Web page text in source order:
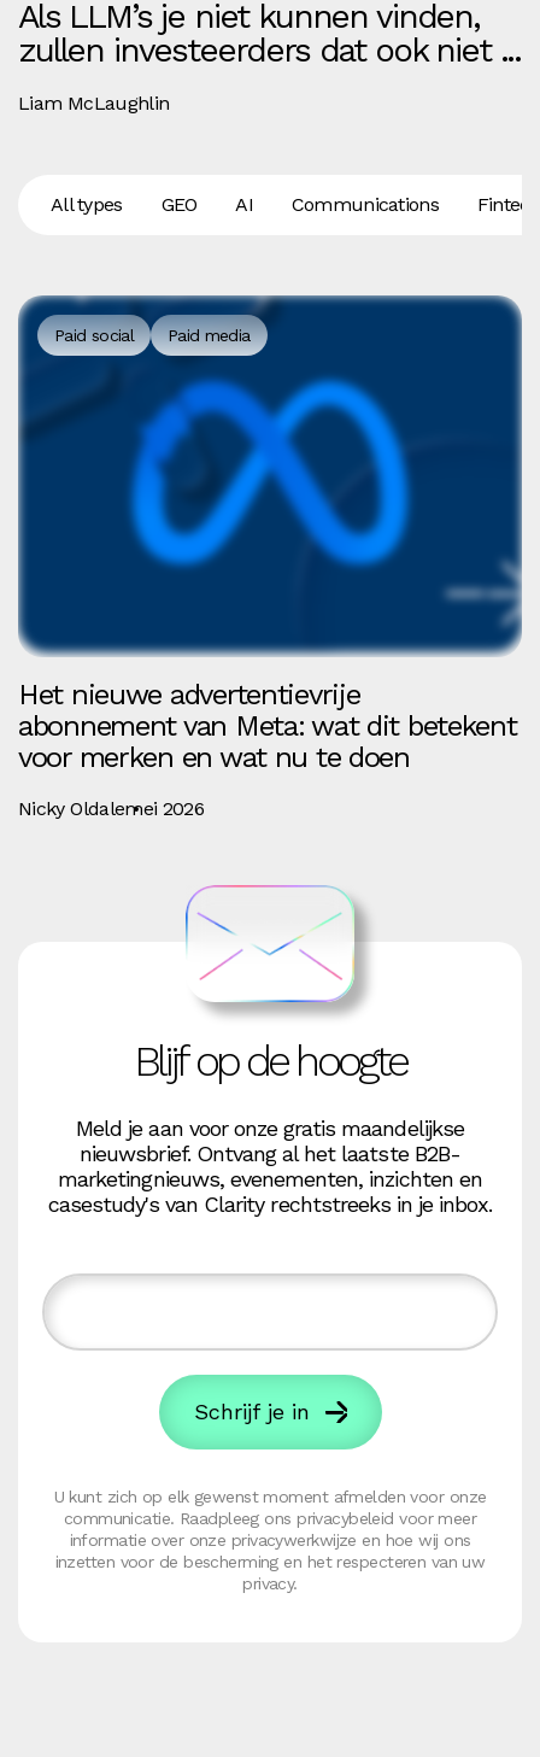
Als LLM’s je niet kunnen vinden,
zullen investeerders dat ook niet ...
Liam McLaughlin
All types GEO AI Communications Fintech
Paid social Paid media
Het nieuwe advertentievrije
abonnement van Meta: wat dit betekent
voor merken en wat nu te doen
Nicky Oldalemei 2026
Blijf op de hoogte
Meld je aan voor onze gratis maandelijkse
nieuwsbrief. Ontvang al het laatste B2B-
marketingnieuws, evenementen, inzichten en
casestudy's van Clarity rechtstreeks in je inbox.
U kunt zich op elk gewenst moment afmelden voor onze
communicatie. Raadpleeg ons privacybeleid voor meer
informatie over onze privacywerkwijze en hoe wij ons
inzetten voor de bescherming en het respecteren van uw
privacy.